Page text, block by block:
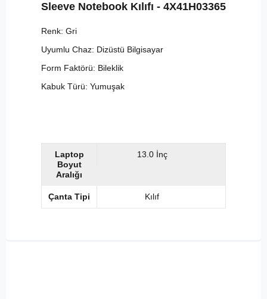
Sleeve Notebook Kılıfı - 4X41H03365
Renk: Gri
Uyumlu Chaz: Dizüstü Bilgisayar
Form Faktörü: Bileklik
Kabuk Türü: Yumuşak
Laptop
Boyut
Aralığı
13.0 İnç
Çanta Tipi Kılıf